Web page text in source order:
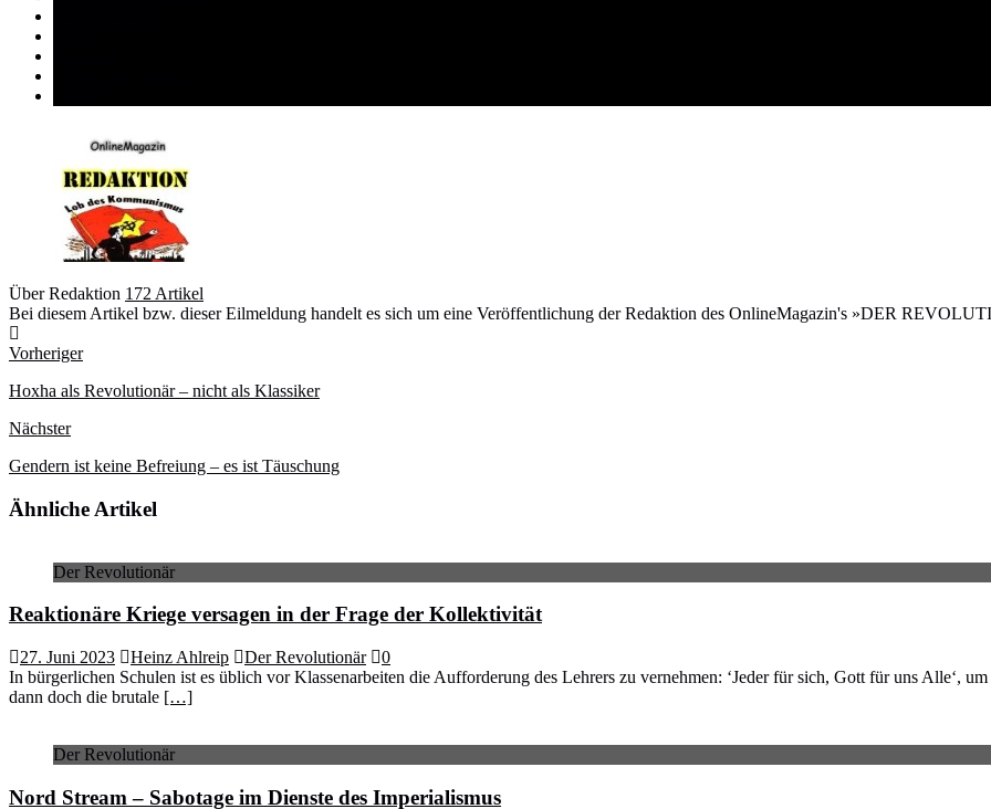
Über Redaktion 172 Artikel
Bei diesem Artikel bzw. dieser Eilmeldung handelt es sich um eine Veröffentlichung der Redaktion des OnlineMagazin's »DER
Vorheriger
Hoxha als Revolutionär – nicht als Klassiker
Nächster
Gendern ist keine Befreiung – es ist Täuschung
Ähnliche Artikel
Der Revolutionär
Reaktionäre Kriege versagen in der Frage der Kollektivität
27. Juni 2023 Heinz Ahlreip Der Revolutionär
0
In bürgerlichen Schulen ist es üblich vor Klassenarbeiten die Aufforderung des Lehrers zu vernehmen: ‘Jeder für sich, Gott für uns Alle‘,
dann doch die brutale […]
Der Revolutionär
Nord Stream – Sabotage im Dienste des Imperialismus